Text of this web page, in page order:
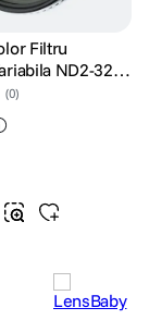
Filtru
ND2-32
(0)